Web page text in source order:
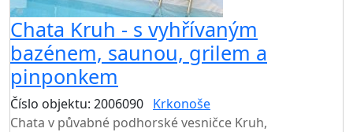
Chata Kruh - s vyhřívaným
bazénem, saunou, grilem a
pinponkem
Číslo objektu: 2006090 Krkonoše
Chata v půvabné podhorské vesničce Kruh,